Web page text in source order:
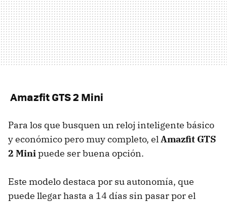
Amazfit GTS 2 Mini
Para los que busquen un reloj inteligente básico
y económico pero muy completo, elAmazfit GTS
2 Minipuede ser buena opción.
Este modelo destaca por su autonomía, que
puede llegar hasta a 14 días sin pasar por el